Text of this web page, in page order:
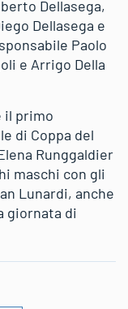
Dellasega,
Dellasega e
Paolo
e Arrigo Della
il primo
di Coppa del
Runggaldier
maschi con gli
Lunardi, anche
giornata di